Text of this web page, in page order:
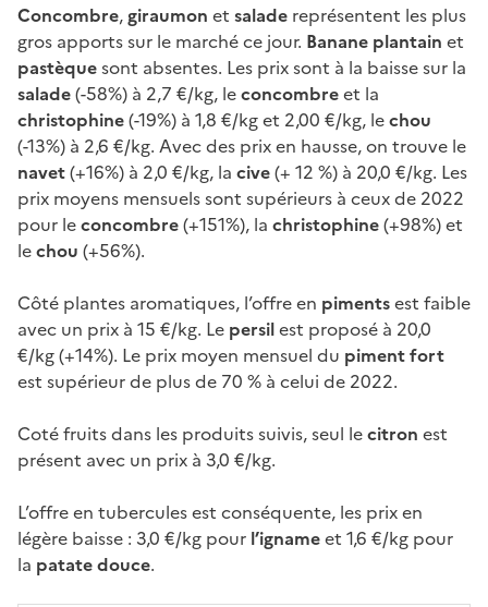
Concombre, giraumon et salade représentent les plus
gros apports sur le marché ce jour. Banane plantain et
pastèquesont absentes. Les prix sont à la baisse sur la
salade(-58%) à 2,7 €/kg, leconcombreet la
christophine(-19%) à 1,8 €/kg et 2,00 €/kg, lechou
(-13%) à 2,6 €/kg. Avec des prix en hausse, on trouve le
navet(+16%) à 2,0 €/kg, la cive(+ 12 %) à 20,0 €/kg. Les
prix moyens mensuels sont supérieurs à ceux de 2022
pour leconcombre(+151%), la christophine(+98%) et
lechou (+56%).
Côté plantes aromatiques, l’offre en pimentsest faible
avec un prix à 15 €/kg. Le persilest proposé à 20,0
€/kg (+14%). Le prix moyen mensuel du piment fort
est supérieur de plus de 70 % à celui de 2022.
Coté fruits dans les produits suivis, seul lecitron est
présent avec un prix à 3,0 €/kg.
L’offre en tubercules est conséquente, les prix en
légère baisse : 3,0 €/kg pour l’ignameet 1,6 €/kg pour
la patate douce.